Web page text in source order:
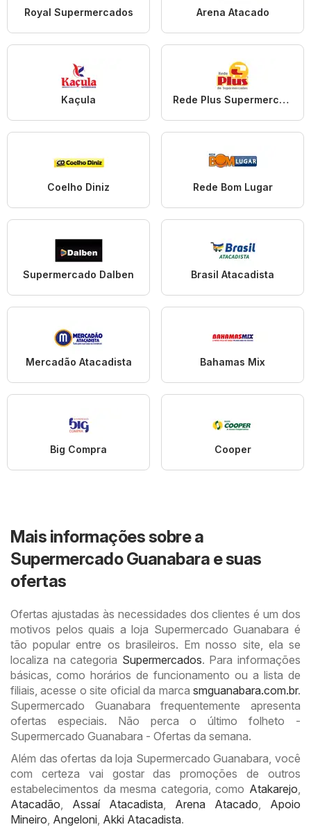
Royal Supermercados Arena Atacado
Kaçula Rede Plus Supermercados
Coelho Diniz Rede Bom Lugar
Supermercado Dalben Brasil Atacadista
Mercadão Atacadista Bahamas Mix
Big Compra Cooper
Mais informações sobre a
Supermercado Guanabara e suas
ofertas
Ofertas ajustadas às necessidades dos clientes é um dos
motivos pelos quais a loja Supermercado Guanabara é
tão popular entre os brasileiros. Em nosso site, ela se
localiza na categoria Supermercados. Para informações
básicas, como horários de funcionamento ou a lista de
filiais, acesse o site oficial da marca smguanabara.com.br.
Supermercado Guanabara frequentemente apresenta
ofertas especiais. Não perca o último folheto -
Supermercado Guanabara - Ofertas da semana.
Além das ofertas da loja Supermercado Guanabara, você
com certeza vai gostar das promoções de outros
estabelecimentos da mesma categoria, como Atakarejo
Atacadão
Assaí Atacadista Arena Atacado
Apoio
Mineiro Angeloni Akki Atacadista.